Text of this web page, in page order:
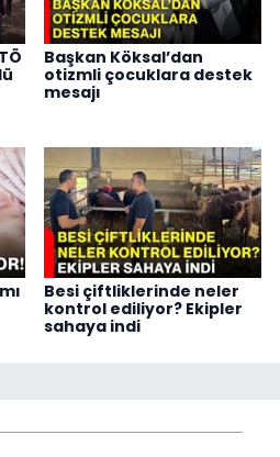
Başkan Köksal’dan
otizmli çocuklara destek
mesajı
Besi çiftliklerinde neler
kontrol ediliyor? Ekipler
sahaya indi